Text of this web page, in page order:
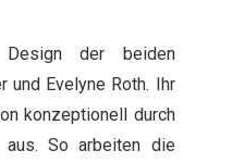
der beiden
und Evelyne Roth. Ihr
konzeptionell durch
aus. So arbeiten die